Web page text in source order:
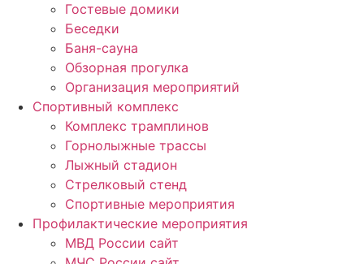
Гостевые домики
Беседки
Баня-сауна
Обзорная прогулка
Организация мероприятий
Спортивный комплекс
Комплекс трамплинов
Горнолыжные трассы
Лыжный стадион
Стрелковый стенд
Спортивные мероприятия
Профилактические мероприятия
МВД России сайт